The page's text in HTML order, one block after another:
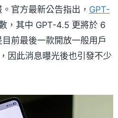
官方最新公告指出， GPT-
，其中 GPT-4.5 更將於 6
前最後一款開放一般用戶
因此消息曝光後也引發不少